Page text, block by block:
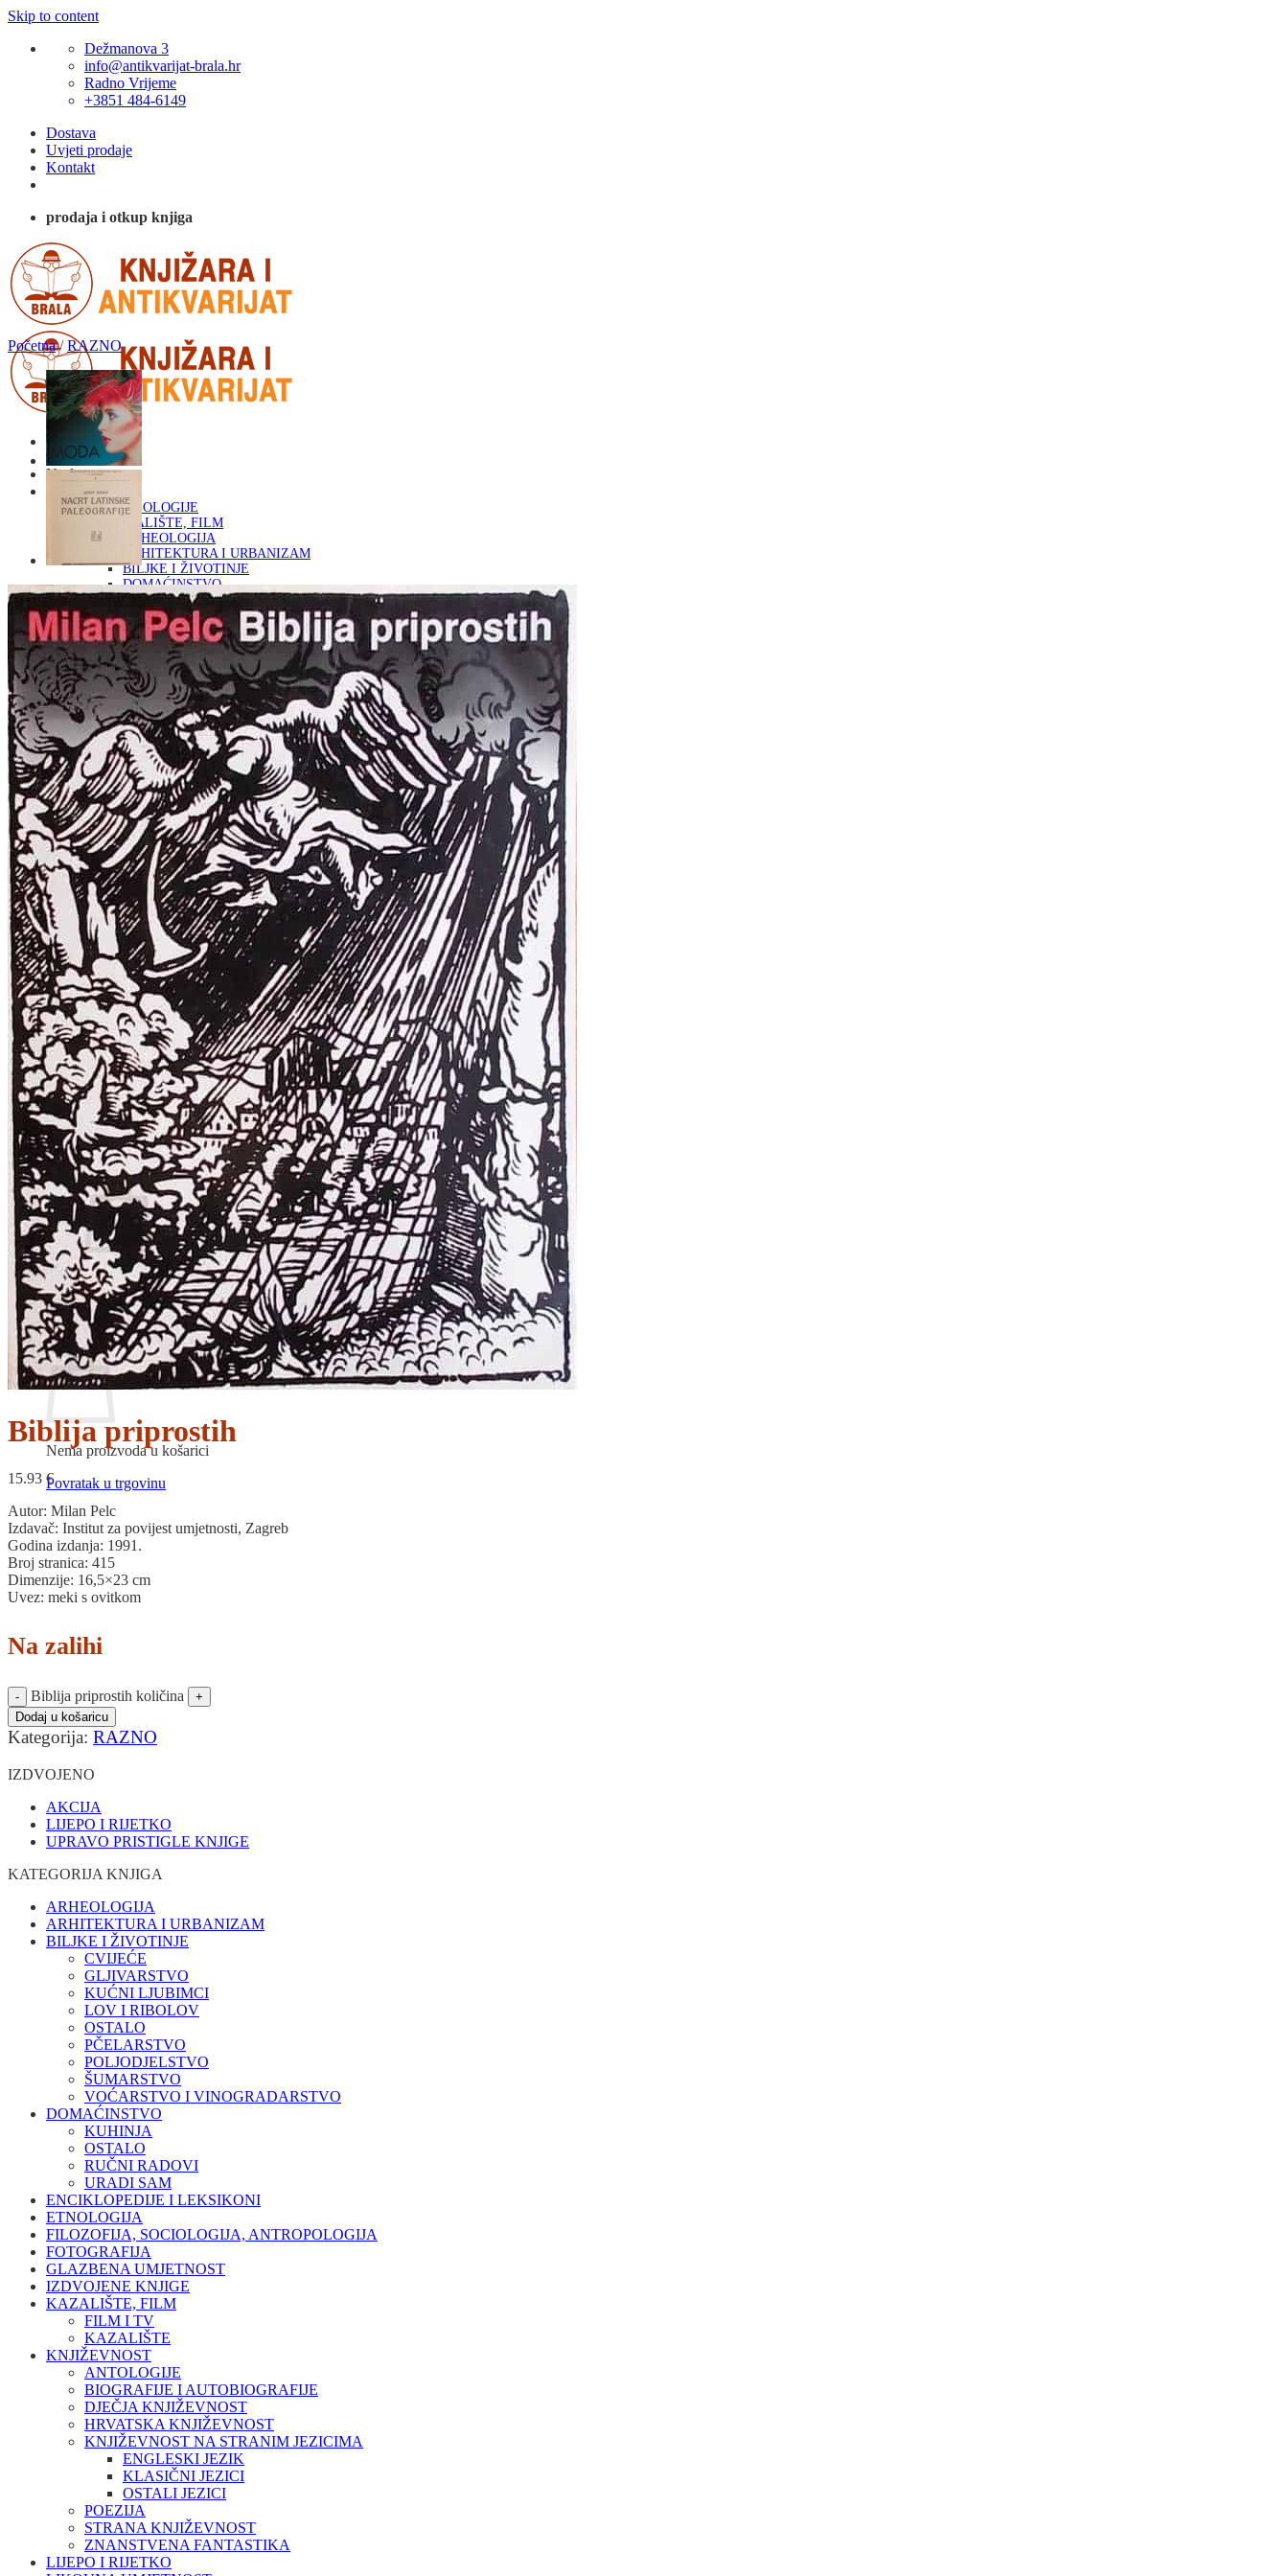
Skip to content
Dežmanova 3
info@antikvarijat-brala.hr
Radno Vrijeme
+3851 484-6149
Dostava
Uvjeti prodaje
Kontakt
prodaja i otkup knjiga
Naslovna
KNJIGE
OD ARHEOLOGIJE
DO KAZALIŠTE, FILM
ARHEOLOGIJA
ARHITEKTURA I URBANIZAM
BILJKE I ŽIVOTINJE
DOMAĆINSTVO
ENCIKLOPEDIJE I LEKSIKONI
ETNOLOGIJA
FILOZOFIJA, SOCIOLOGIJA, ANTROPOLOGIJA
FOTOGRAFIJA
GLAZBENA UMJETNOST
KAZALIŠTE, FILM
OD KNJIŽEVNOST
DO RELIGIJA
KNJIŽEVNOST
LIKOVNA UMJETNOST
LJEKOVITO BILJE I ZDRAVLJE
MITOLOGIJA
POVIJEST I PUBLICISTIKA
PRIRODNE ZNANOSTI
PSIHOLOGIJA, POPULARNA PSIHOLOGIJA,
ALTERNATIVA
RAZNO
RELIGIJA
OD RJEČNIKA
DO ZEMLJOVIDA
RJEČNICI, GRAMATIKE, PRAVOPISI…
ŠAH
SPORT
STRIPOVI
TEHNIČKE ZNANOSTI
TEORIJA I POVIJEST KNJIŽEVNOSTI
VEDUTE
ZAGREB
ZEMLJOVIDI
Otkup knjiga
O nama
Novosti
AKCIJA
Pretraži:
Nema proizvoda u košarici
Povratak u trgovinu
Košarica
Nema proizvoda u košarici
Povratak u trgovinu
Početna / RAZNO
Biblija priprostih
15.93 €
Autor: Milan Pelc
Izdavač: Institut za povijest umjetnosti, Zagreb
Godina izdanja: 1991.
Broj stranica: 415
Dimenzije: 16,5×23 cm
Uvez: meki s ovitkom
Na zalihi
Biblija priprostih količina
Dodaj u košaricu
Kategorija: RAZNO
IZDVOJENO
AKCIJA
LIJEPO I RIJETKO
UPRAVO PRISTIGLE KNJIGE
KATEGORIJA KNJIGA
ARHEOLOGIJA
ARHITEKTURA I URBANIZAM
BILJKE I ŽIVOTINJE
CVIJEĆE
GLJIVARSTVO
KUĆNI LJUBIMCI
LOV I RIBOLOV
OSTALO
PČELARSTVO
POLJODJELSTVO
ŠUMARSTVO
VOĆARSTVO I VINOGRADARSTVO
DOMAĆINSTVO
KUHINJA
OSTALO
RUČNI RADOVI
URADI SAM
ENCIKLOPEDIJE I LEKSIKONI
ETNOLOGIJA
FILOZOFIJA, SOCIOLOGIJA, ANTROPOLOGIJA
FOTOGRAFIJA
GLAZBENA UMJETNOST
IZDVOJENE KNJIGE
KAZALIŠTE, FILM
FILM I TV
KAZALIŠTE
KNJIŽEVNOST
ANTOLOGIJE
BIOGRAFIJE I AUTOBIOGRAFIJE
DJEČJA KNJIŽEVNOST
HRVATSKA KNJIŽEVNOST
KNJIŽEVNOST NA STRANIM JEZICIMA
ENGLESKI JEZIK
KLASIČNI JEZICI
OSTALI JEZICI
POEZIJA
STRANA KNJIŽEVNOST
ZNANSTVENA FANTASTIKA
LIJEPO I RIJETKO